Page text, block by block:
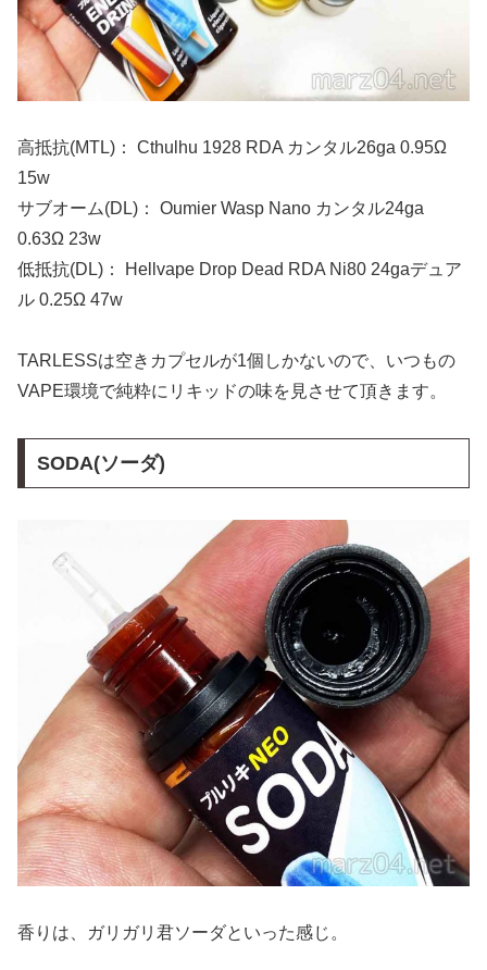
高抵抗(MTL)： Cthulhu 1928 RDA カンタル26ga 0.95Ω
15w
サブオーム(DL)： Oumier Wasp Nano カンタル24ga
0.63Ω 23w
低抵抗(DL)： Hellvape Drop Dead RDA Ni80 24gaデュア
ル 0.25Ω 47w
TARLESSは空きカプセルが1個しかないので、いつもの
VAPE環境で純粋にリキッドの味を見させて頂きます。
SODA(ソーダ)
香りは、ガリガリ君ソーダといった感じ。